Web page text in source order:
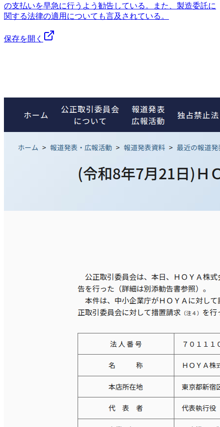
の支払いを早急に行うよう勧告している。また、製造委託に
関する法律の適用についても言及されている。
保存を開く